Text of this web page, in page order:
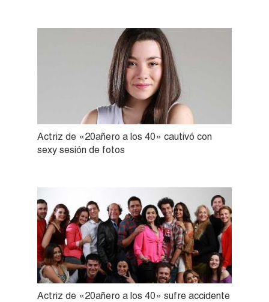
Actriz de «20añero a los 40» cautivó con
sexy sesión de fotos
Actriz de «20añero a los 40» sufre accidente